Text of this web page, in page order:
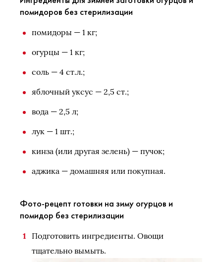
помидоров без стерилизации
помидоры — 1 кг;
огурцы — 1 кг;
соль — 4 ст.л.;
яблочный уксус — 2,5 ст.;
вода — 2,5 л;
лук — 1 шт.;
кинза (или другая зелень) — пучок;
аджика — домашняя или покупная.
Фото-рецепт готовки на зиму огурцов и
помидор без стерилизации
Подготовить ингредиенты. Овощи
тщательно вымыть.